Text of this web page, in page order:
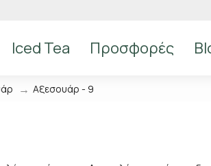
Iced Tea Προσφορές
Αξεσουάρ - 9